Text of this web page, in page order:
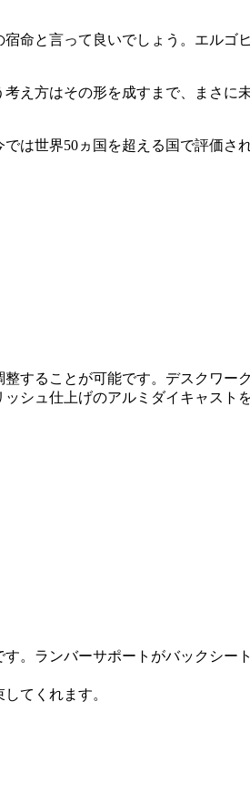
と言って良いでしょう。エルゴ
え方はその形を成すまで、まさに
は世界50ヵ国を超える国で評価
することが可能です。デスクワー
シュ仕上げのアルミダイキャスト
。ランバーサポートがバックシー
てくれます。